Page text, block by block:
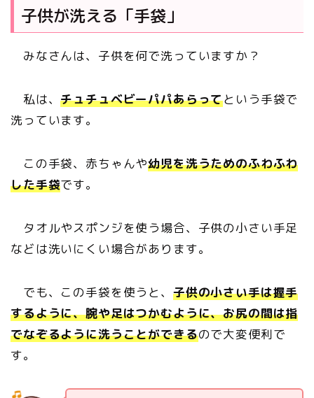
子供が洗える「手袋」
みなさんは、子供を何で洗っていますか？
私は、チュチュベビーパパあらってという手袋で
洗っています。
この手袋、赤ちゃんや幼児を洗うためのふわふわ
した手袋です。
タオルやスポンジを使う場合、子供の小さい手足
などは洗いにくい場合があります。
でも、この手袋を使うと、 子供の小さい手は握手
するように、腕や足はつかむように、お尻の間は指
でなぞるように洗うことができるので大変便利で
す。